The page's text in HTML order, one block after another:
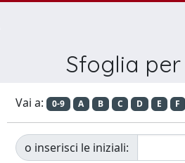
Sfoglia
Vai a: 0-9 A B C D E F
o inserisci le iniziali: